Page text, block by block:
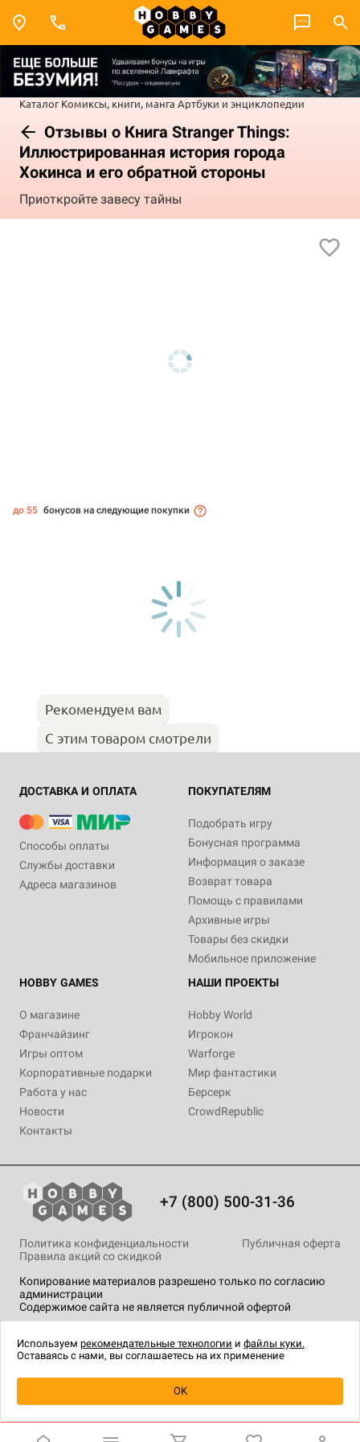
Каталог Комиксы, книги, манга Артбуки и энциклопедии
Отзывы о Книга Stranger Things:
Иллюстрированная история города
Хокинса и его обратной стороны
Приоткройте завесу тайны
Уведомить о наличии
до 55 бонусов на следующие покупки
Рекомендуем вам
С этим товаром смотрели
ДОСТАВКА И ОПЛАТА
Способы оплаты
Службы доставки
Адреса магазинов
ПОКУПАТЕЛЯМ
Подобрать игру
Бонусная программа
Информация о заказе
Возврат товара
Помощь с правилами
Архивные игры
Товары без скидки
Мобильное приложение
HOBBY GAMES
О магазине
Франчайзинг
Игры оптом
Корпоративные подарки
Работа у нас
Новости
Контакты
НАШИ ПРОЕКТЫ
Hobby World
Игрокон
Warforge
Мир фантастики
Берсерк
CrowdRepublic
+7 (800) 500-31-36
Копирование материалов разрешено только по согласию
администрации
Содержимое сайта не является публичной офертой
Политика конфиденциальности
Публичная оферта
Правила акций со скидкой
технологии.
Используем рекомендательные технологии и файлы куки.
Оставаясь с нами, вы соглашаетесь на их применение
OK